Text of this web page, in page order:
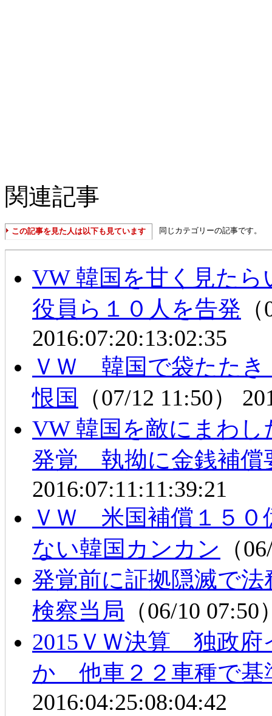
関連記事
この記事を見た人は以下も見ています 同じカテゴリーの記事です。
VW 韓国を甘く見た
役員ら１０人を告発
2016:07:20:13:02:35
ＶＷ 韓国で袋たた
恨国
（07/12 11:50）
VW 韓国を敵にまわ
発覚 執拗に金銭補償
2016:07:11:11:39:21
ＶＷ 米国補償１５
ない韓国カンカン （
発覚前に証拠隠滅で
検察当局 （06/10
2015ＶＷ決算 独政府
か 他車２２車種で基
2016:04:25:08:04:42